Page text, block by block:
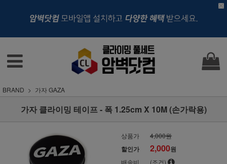
BRAND 가자 GAZA
가자 클라이밍 테이프 - 폭 1.25cm X 10M (손가락용)
상품가 4,000원
할인가 2,000원
배송비 (조건)